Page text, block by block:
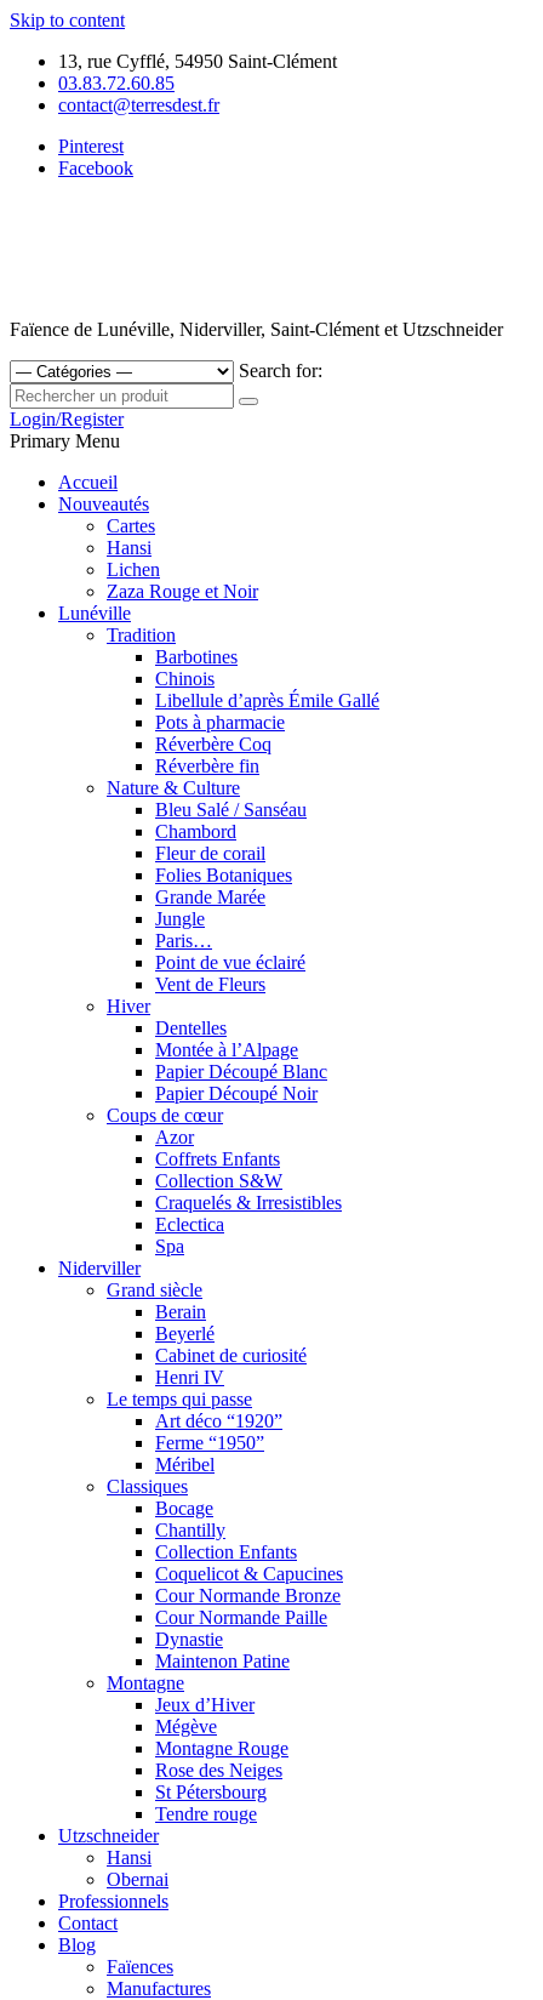
Skip to content
13, rue Cyfflé, 54950 Saint-Clément
03.83.72.60.85
contact@terresdest.fr
Pinterest
Facebook
Faïence de Lunéville, Niderviller, Saint-Clément et Utzschneider
Search for:
Login/Register
Primary Menu
Accueil
Nouveautés
Cartes
Hansi
Lichen
Zaza Rouge et Noir
Lunéville
Tradition
Barbotines
Chinois
Libellule d’après Émile Gallé
Pots à pharmacie
Réverbère Coq
Réverbère fin
Nature & Culture
Bleu Salé / Sanséau
Chambord
Fleur de corail
Folies Botaniques
Grande Marée
Jungle
Paris…
Point de vue éclairé
Vent de Fleurs
Hiver
Dentelles
Montée à l’Alpage
Papier Découpé Blanc
Papier Découpé Noir
Coups de cœur
Azor
Coffrets Enfants
Collection S&W
Craquelés & Irresistibles
Eclectica
Spa
Niderviller
Grand siècle
Berain
Beyerlé
Cabinet de curiosité
Henri IV
Le temps qui passe
Art déco “1920”
Ferme “1950”
Méribel
Classiques
Bocage
Chantilly
Collection Enfants
Coquelicot & Capucines
Cour Normande Bronze
Cour Normande Paille
Dynastie
Maintenon Patine
Montagne
Jeux d’Hiver
Mégève
Montagne Rouge
Rose des Neiges
St Pétersbourg
Tendre rouge
Utzschneider
Hansi
Obernai
Professionnels
Contact
Blog
Faïences
Manufactures